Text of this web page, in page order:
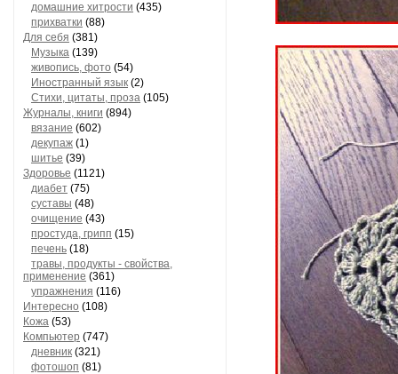
домашние хитрости (435)
прихватки (88)
Для себя (381)
Музыка (139)
живопись, фото (54)
Иностранный язык (2)
Стихи, цитаты, проза (105)
Журналы, книги (894)
вязание (602)
декупаж (1)
шитье (39)
Здоровье (1121)
диабет (75)
суставы (48)
очищение (43)
простуда, грипп (15)
печень (18)
травы, продукты - свойства,
применение (361)
упражнения (116)
Интересно (108)
Кожа (53)
Компьютер (747)
дневник (321)
фотошоп (81)